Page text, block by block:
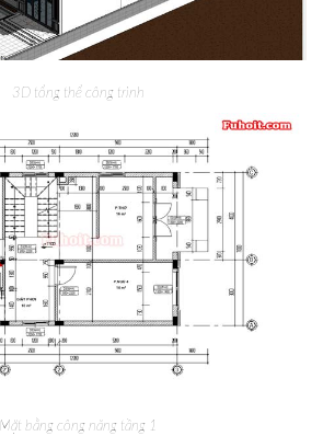
3D tổng thể công trình
Mặt bằng công năng tầng 1